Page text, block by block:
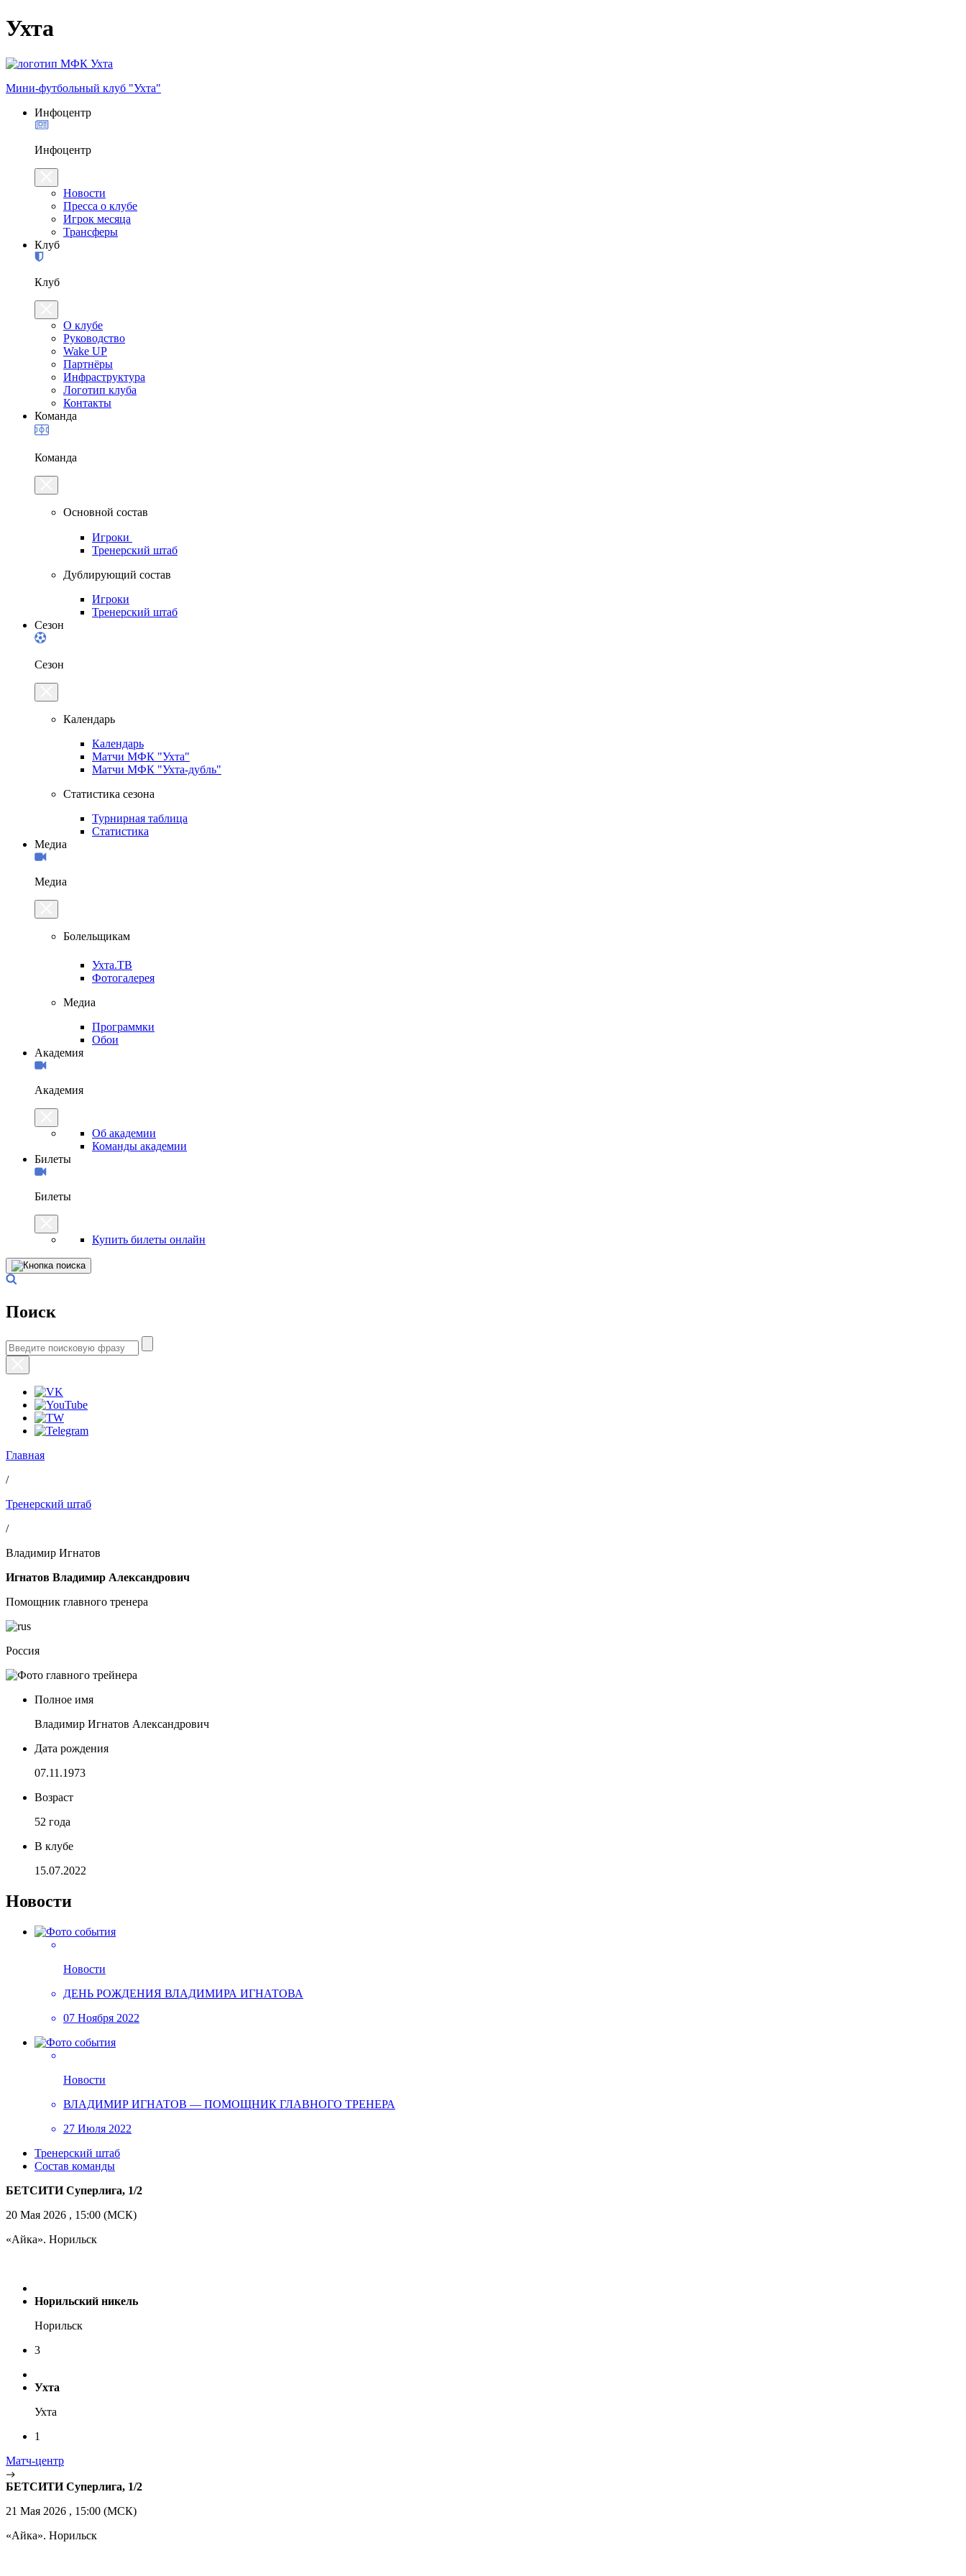
Ухта
Мини-футбольный клуб "Ухта"
Инфоцентр
Инфоцентр
Новости
Пресса о клубе
Игрок месяца
Трансферы
Клуб
Клуб
О клубе
Руководство
Wake UP
Партнёры
Инфраструктура
Логотип клуба
Контакты
Команда
Команда
Основной состав
Игроки
Тренерский штаб
Дублирующий состав
Игроки
Тренерский штаб
Сезон
Сезон
Календарь
Календарь
Матчи МФК "Ухта"
Матчи МФК "Ухта-дубль"
Статистика сезона
Турнирная таблица
Статистика
Медиа
Медиа
Болельщикам
Ухта.ТВ
Фотогалерея
Медиа
Программки
Обои
Академия
Академия
Об академии
Команды академии
Билеты
Билеты
Купить билеты онлайн
Поиск
Главная
/
Тренерский штаб
/
Владимир Игнатов
Игнатов Владимир Александрович
Помощник главного тренера
Россия
Полное имя
Владимир Игнатов Александрович
Дата рождения
07.11.1973
Возраст
52 года
В клубе
15.07.2022
Новости
Новости
ДЕНЬ РОЖДЕНИЯ ВЛАДИМИРА ИГНАТОВА
07 Ноября 2022
Новости
ВЛАДИМИР ИГНАТОВ — ПОМОЩНИК ГЛАВНОГО ТРЕНЕРА
27 Июля 2022
Тренерский штаб
Состав команды
БЕТСИТИ Суперлига, 1/2
20 Мая 2026 , 15:00 (МСК)
«Айка». Норильск
Норильский никель
Норильск
3
Ухта
Ухта
1
Матч-центр
БЕТСИТИ Суперлига, 1/2
21 Мая 2026 , 15:00 (МСК)
«Айка». Норильск